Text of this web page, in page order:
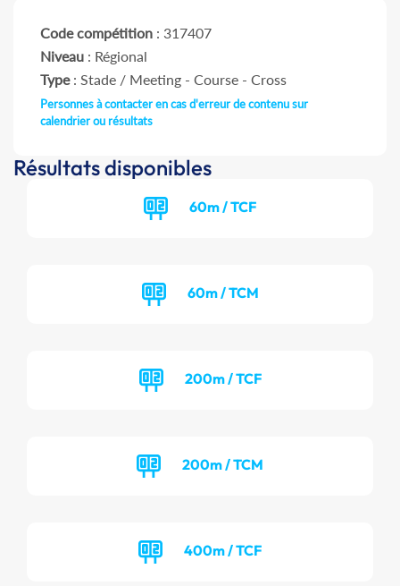
Code compétition : 317407
Niveau : Régional
Type: Stade / Meeting - Course - Cross
Personnes à contacter en cas d'erreur de contenu sur
calendrier ou résultats
Résultats disponibles
60m / TCF
60m / TCM
200m / TCF
200m / TCM
400m / TCF